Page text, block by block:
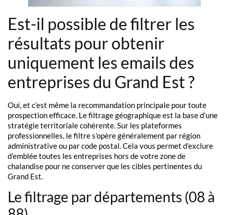
Est-il possible de filtrer les
résultats pour obtenir
uniquement les emails des
entreprises du Grand Est ?
Oui, et c’est même la recommandation principale pour toute
prospection efficace. Le filtrage géographique est la base d’une
stratégie territoriale cohérente. Sur les plateformes
professionnelles, le filtre s’opère généralement par région
administrative ou par code postal. Cela vous permet d’exclure
d’emblée toutes les entreprises hors de votre zone de
chalandise pour ne conserver que les cibles pertinentes du
Grand Est.
Le filtrage par départements (08 à